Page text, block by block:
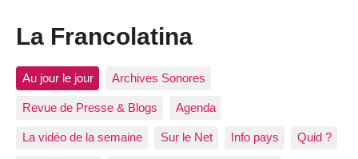
La Francolatina
Au jour le jour Archives Sonores
Revue de Presse & Blogs Agenda
La vidéo de la semaine Sur le Net Info pays Quid ?